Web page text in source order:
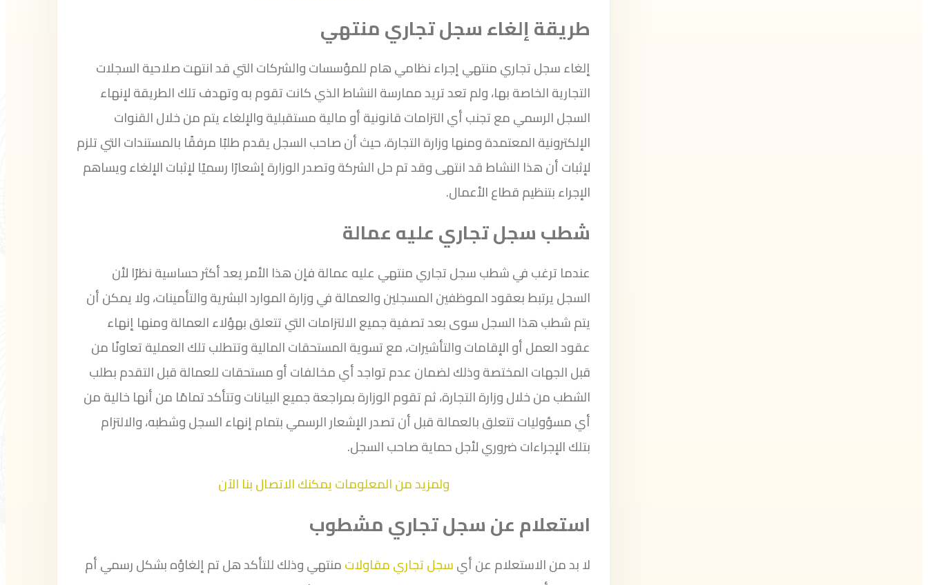
طريقة إلغاء سجل تجاري منتهي
إلغاء سجل تجاري منتهي إجراء نظامي هام للمؤسسات والشركات التي قد انتهت صلاحية السجلات
التجارية الخاصة بها، ولم تعد تريد ممارسة النشاط الذي كانت تقوم به وتهدف تلك الطريقة لإنهاء
السجل الرسمي مع تجنب أي التزامات قانونية أو مالية مستقبلية والإلغاء يتم من خلال القنوات
الإلكترونية المعتمدة ومنها وزارة التجارة، حيث أن صاحب السجل يقدم طلبًا مرفقًا بالمستندات التي تلزم
لإثبات أن هذا النشاط قد انتهى وقد تم حل الشركة وتصدر الوزارة إشعارًا رسميًا لإثبات الإلغاء ويساهم
الإجراء بتنظيم قطاع الأعمال.
شطب سجل تجاري عليه عمالة
عندما ترغب في شطب سجل تجاري منتهي عليه عمالة فإن هذا الأمر يعد أكثر حساسية نظرًا لأن
السجل يرتبط بعقود الموظفين المسجلين والعمالة في وزارة الموارد البشرية والتأمينات، ولا يمكن أن
يتم شطب هذا السجل سوى بعد تصفية جميع الالتزامات التي تتعلق بهؤلاء العمالة ومنها إنهاء
عقود العمل أو الإقامات والتأشيرات، مع تسوية المستحقات المالية وتتطلب تلك العملية تعاونًا من
قبل الجهات المختصة وذلك لضمان عدم تواجد أي مخالفات أو مستحقات للعمالة قبل التقدم بطلب
الشطب من خلال وزارة التجارة، ثم تقوم الوزارة بمراجعة جميع البيانات وتتأكد تمامًا من أنها خالية من
أي مسؤوليات تتعلق بالعمالة قبل أن تصدر الإشعار الرسمي بتمام إنهاء السجل وشطبه، والالتزام
بتلك الإجراءات ضروري لأجل حماية صاحب السجل.
ولمزيد من المعلومات يمكنك الاتصال بنا الآن
استعلام عن سجل تجاري مشطوب
لا بد من الاستعلام عن أيسجل تجاري مقاولاتمنتهي وذلك للتأكد هل تم إلغاؤه بشكل رسمي أم